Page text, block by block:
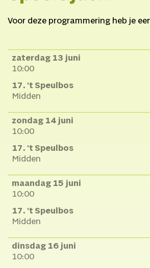
Voor deze programmering heb je
zaterdag 13 juni
10:00
17. 't Speulbos
Midden
zondag 14 juni
10:00
17. 't Speulbos
Midden
maandag 15 juni
10:00
17. 't Speulbos
Midden
dinsdag 16 juni
10:00